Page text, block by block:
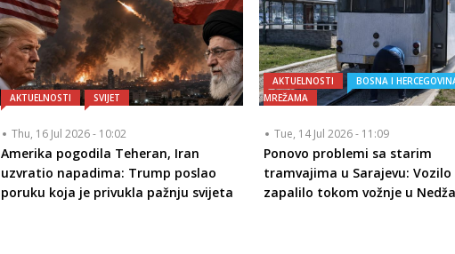
AKTUELNOSTI SVIJET
Thu, 16 Jul 2026 - 10:02
Amerika pogodila Teheran, Iran
uzvratio napadima: Trump poslao
poruku koja je privukla pažnju svijeta
AKTUELNOSTI
BOSNA I
MREŽAMA
Tue, 14 Jul 2026 - 11:09
Ponovo problemi sa starim
tramvajima u Sarajevu: Vozilo
zapalilo tokom vožnje u